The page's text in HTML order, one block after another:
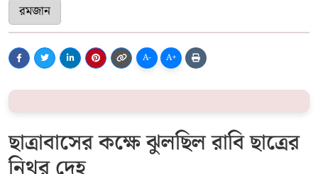
রমজান
A- A+
ছাত্রাবাসের কক্ষে ঝুলছিল রাবি ছাত্রের